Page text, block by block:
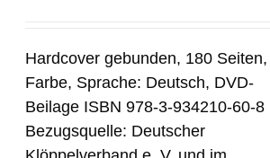
Hardcover gebunden, 180 Seiten,
Farbe, Sprache: Deutsch, DVD-
Beilage ISBN 978-3-934210-60-8
Bezugsquelle: Deutscher